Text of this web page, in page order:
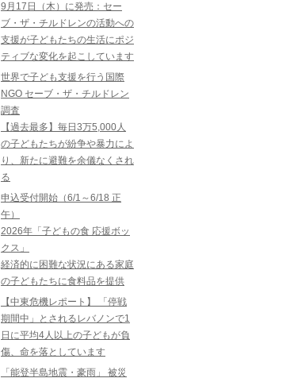
9月17日（木）に発売：セー
ブ・ザ・チルドレンの活動への
支援が子どもたちの生活にポジ
ティブな変化を起こしています
世界で子ども支援を行う国際
NGO セーブ・ザ・チルドレン
調査
【過去最多】毎日3万5,000人
の子どもたちが紛争や暴力によ
り、新たに避難を余儀なくされ
る
申込受付開始（6/1～6/18 正
午）
2026年「子どもの食 応援ボッ
クス」
経済的に困難な状況にある家庭
の子どもたちに食料品を提供
【中東危機レポート】 「停戦
期間中」とされるレバノンで1
日に平均4人以上の子どもが負
傷、命を落としています
「能登半島地震・豪雨」 被災